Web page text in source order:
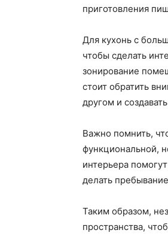
приготовления
Для кухонь с
чтобы сделать
зонирование
стоит обратить
другом и
Важно помнить,
функциональной,
интерьера
делать
Таким образом,
пространства,